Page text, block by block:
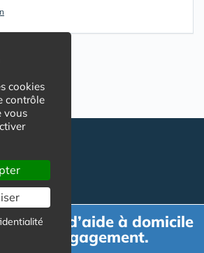
CGU
devis d’aide à domicile
sans engagement.
cookies
contrôle
vous